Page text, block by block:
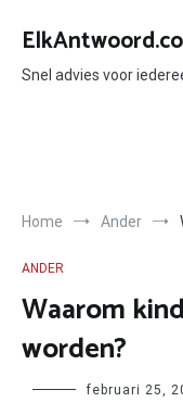
naar
inhoudSnel advies voor
Home Ander
ANDER
Waarom
worden?
Author februari 25,